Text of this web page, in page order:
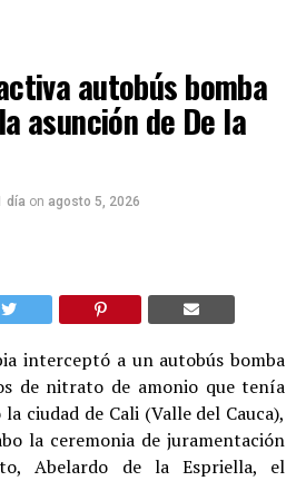
autobús bomba
asunción de De la
día on agosto 5, 2026
interceptó a un autobús bomba
de nitrato de amonio que tenía
ciudad de Cali (Valle del Cauca),
la ceremonia de juramentación
Abelardo de la Espriella, el